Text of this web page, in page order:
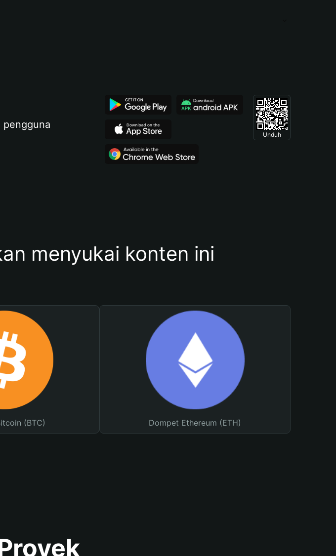
Unduh
menyukai konten ini
(BTC) Dompet Ethereum (ETH)